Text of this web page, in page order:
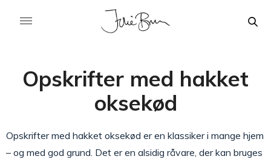
Opskrifter med hakket
oksekød
Opskrifter med hakket oksekød er en klassiker i mange hjem
– og med god grund. Det er en alsidig råvare, der kan bruges